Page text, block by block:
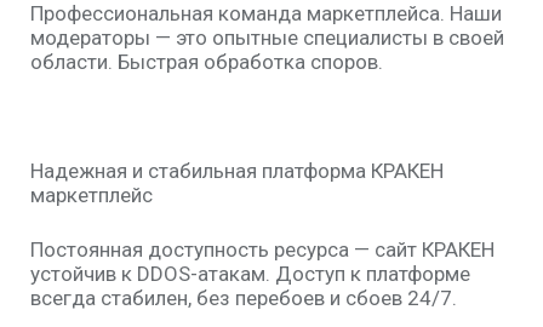
Профессиональная команда маркетплейса. Наши
модераторы — это опытные специалисты в своей
области. Быстрая обработка споров.
Надежная и стабильная платформа КРАКЕН
маркетплейс
Постоянная доступность ресурса — сайт КРАКЕН
устойчив к DDOS-атакам. Доступ к платформе
всегда стабилен, без перебоев и сбоев 24/7.